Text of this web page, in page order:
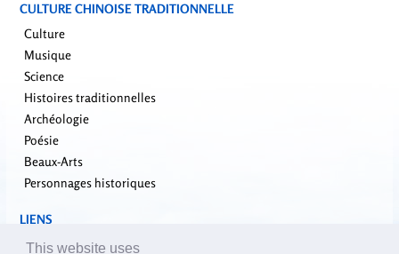
CULTURE CHINOISE TRADITIONNELLE
Culture
Musique
Science
Histoires traditionnelles
Archéologie
Poésie
Beaux-Arts
Personnages historiques
LIENS
falundafa.org
This website uses